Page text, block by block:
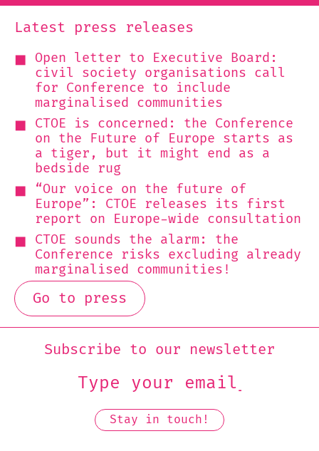
Latest press releases
Go to press
Open letter to Executive Board:
civil society organisations call
for Conference to include
marginalised communities
CTOE is concerned: the Conference
on the Future of Europe starts as
a tiger, but it might end as a
bedside rug
“Our voice on the future of
Europe”: CTOE releases its first
report on Europe-wide consultation
CTOE sounds the alarm: the
Conference risks excluding already
marginalised communities!
Subscribe to our newsletter